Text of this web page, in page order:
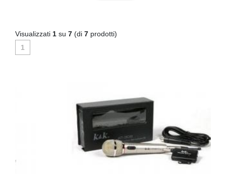
Visualizzati 1 su 7 (di 7 prodotti)
1